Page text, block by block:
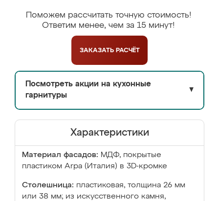
Поможем рассчитать точную стоимость!
Ответим менее, чем за 15 минут!
ЗАКАЗАТЬ РАСЧЁТ
Посмотреть акции на кухонные
гарнитуры
▼
Характеристики
Материал фасадов: МДФ, покрытые
пластиком Arpa (Италия) в 3D-кромке
Столешница: пластиковая, толщина 26 мм
или 38 мм; из искусственного камня,